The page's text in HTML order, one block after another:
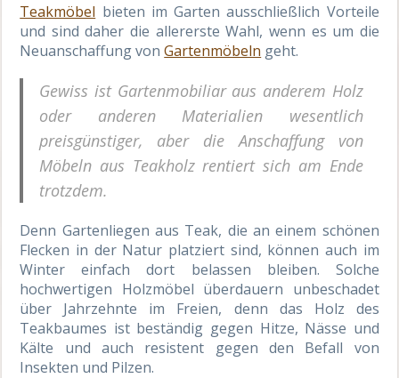
Teakmöbel bieten im Garten ausschließlich Vorteile
und sind daher die allererste Wahl, wenn es um die
Neuanschaffung vonGartenmöbeln geht.
Gewiss ist Gartenmobiliar aus anderem Holz
oder anderen Materialien wesentlich
preisgünstiger, aber die Anschaffung von
Möbeln aus Teakholz rentiert sich am Ende
trotzdem.
Denn Gartenliegen aus Teak, die an einem schönen
Flecken in der Natur platziert sind, können auch im
Winter einfach dort belassen bleiben. Solche
hochwertigen Holzmöbel überdauern unbeschadet
über Jahrzehnte im Freien, denn das Holz des
Teakbaumes ist beständig gegen Hitze, Nässe und
Kälte und auch resistent gegen den Befall von
Insekten und Pilzen.